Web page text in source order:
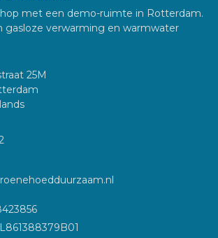
met een demo-ruimte in Rotterdam.
gasloze verwarming en warmwater
25M